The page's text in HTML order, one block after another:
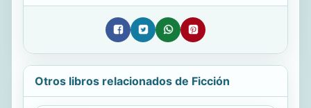
Otros libros relacionados de Ficción